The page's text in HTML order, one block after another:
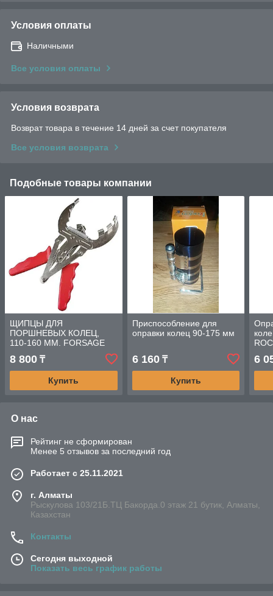
Условия оплаты
Наличными
Все условия оплаты
Условия возврата
Возврат товара в течение 14 дней за счет покупателя
Все условия возврата
Подобные товары компании
ЩИПЦЫ ДЛЯ
ПОРШНЕВЫХ КОЛЕЦ,
110-160 ММ. FORSAGE
8 800 ₸
Купить
Приспособление для
оправки колец 90-175 мм
6 160₸
Купить
6
О нас
Рейтинг не сформирован
Менее 5 отзывов за последний год
Работает с 25.11.2021
г. Алматы
Рыскулова 103/21Б.ТЦ Бакорда.0 этаж 21 бутик, Алматы,
Казахстан
Контакты
Сегодня выходной
Показать весь график работы